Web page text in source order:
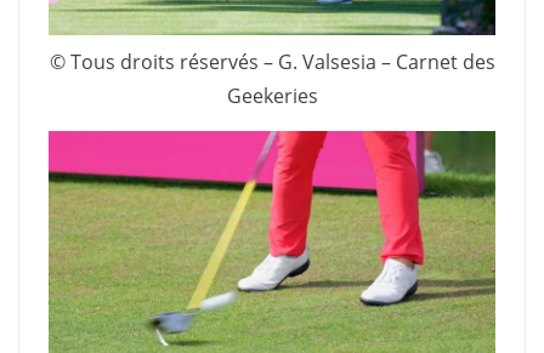
© Tous droits réservés – G. Valsesia – Carnet des
Geekeries